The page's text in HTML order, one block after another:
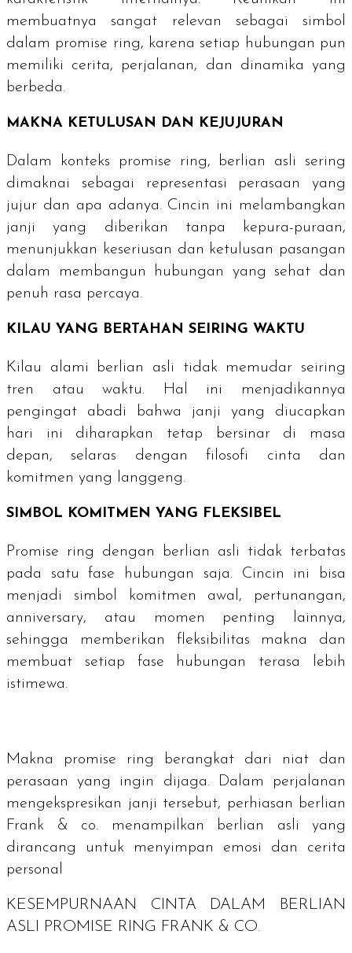
membuatnya sangat relevan sebagai simbol
dalam promise ring, karena setiap hubungan pun
memiliki cerita, perjalanan, dan dinamika yang
berbeda.
MAKNA KETULUSAN DAN KEJUJURAN
Dalam konteks promise ring, berlian asli sering
dimaknai sebagai representasi perasaan yang
jujur dan apa adanya. Cincin ini melambangkan
janji yang diberikan tanpa kepura-puraan,
menunjukkan keseriusan dan ketulusan pasangan
dalam membangun hubungan yang sehat dan
penuh rasa percaya.
KILAU YANG BERTAHAN SEIRING WAKTU
Kilau alami berlian asli tidak memudar seiring
tren atau waktu. Hal ini menjadikannya
pengingat abadi bahwa janji yang diucapkan
hari ini diharapkan tetap bersinar di masa
depan, selaras dengan filosofi cinta dan
komitmen yang langgeng.
SIMBOL KOMITMEN YANG FLEKSIBEL
Promise ring dengan berlian asli tidak terbatas
pada satu fase hubungan saja. Cincin ini bisa
menjadi simbol komitmen awal, pertunangan,
anniversary, atau momen penting lainnya,
sehingga memberikan fleksibilitas makna dan
membuat setiap fase hubungan terasa lebih
istimewa.
Makna promise ring berangkat dari niat dan
perasaan yang ingin dijaga. Dalam perjalanan
mengekspresikan janji tersebut, perhiasan berlian
Frank & co. menampilkan berlian asli yang
dirancang untuk menyimpan emosi dan cerita
personal
KESEMPURNAAN CINTA DALAM BERLIAN
ASLI
PROMISE RING FRANK & CO.